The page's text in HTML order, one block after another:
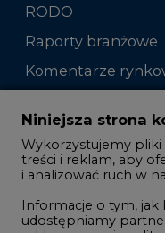
RODO
Raporty branżowe
Komentarze
Zmiany kadrowe
Studio CIRE
Rozmowy o
Gospodarka
Niniejsza strona
Wykorzystujemy pliki
treści i reklam, aby
i analizować ruch w
Informacje o tym, jak
udostępniamy